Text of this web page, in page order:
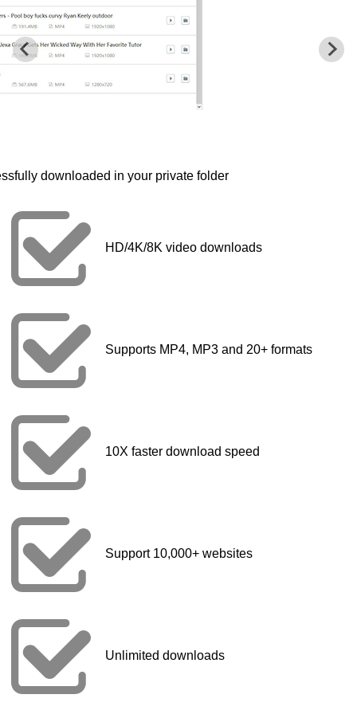
downloaded in your private folder
HD/4K/8K video downloads
Supports MP4, MP3 and 20+ formats
10X faster download speed
Support 10,000+ websites
Unlimited downloads